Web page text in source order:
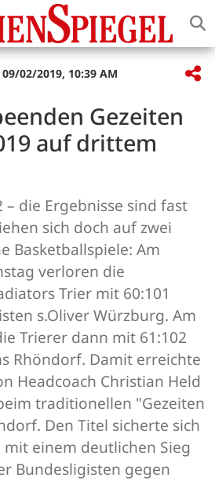
02/2019, 10:39 AM
Gezeiten
auf drittem
– die Ergebnisse sind fast
sich doch auf zwei
Basketballspiele: Am
verloren die
Trier mit 60:101
s.Oliver Würzburg. Am
Trierer dann mit 61:102
Rhöndorf. Damit erreichte
Headcoach Christian Held
traditionellen "Gezeiten
Den Titel sicherte sich
einem deutlichen Sieg
Bundesligisten gegen